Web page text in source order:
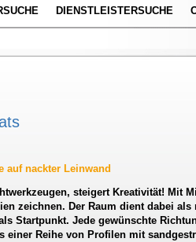
DIENSTLEISTERSUCHE
auf nackter Leinwand
steigert Kreativität! Mit
zeichnen. Der Raum dient dabei als
Startpunkt. Jede gewünschte
einer Reihe von Profilen mit